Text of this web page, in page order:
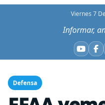
Viernes 7
Informar,
Defensa